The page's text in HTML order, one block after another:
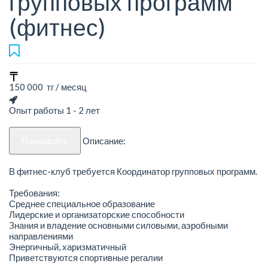
(фитнес)
150 000 тг / месяц
Опыт работы 1 - 2 лет
Описание:
В фитнес-клуб требуется Координатор групповых программ.
Требования:
Среднее специальное образование
Лидерские и организаторские способности
Знания и владение основными силовыми, аэробными
направлениями
Энергичный, харизматичный
Приветствуются спортивные регалии